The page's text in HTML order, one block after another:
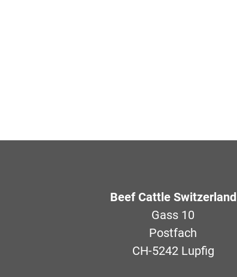
Beef Cattle Switzerland
Gass 10
Postfach
CH-5242 Lupfig